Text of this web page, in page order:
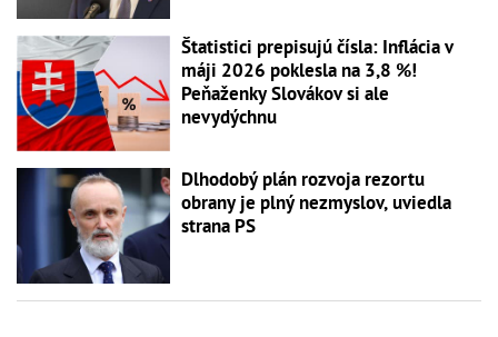
Štatistici prepisujú čísla: Inflácia v
máji 2026 poklesla na 3,8 %!
Peňaženky Slovákov si ale
nevydýchnu
Dlhodobý plán rozvoja rezortu
obrany je plný nezmyslov, uviedla
strana PS